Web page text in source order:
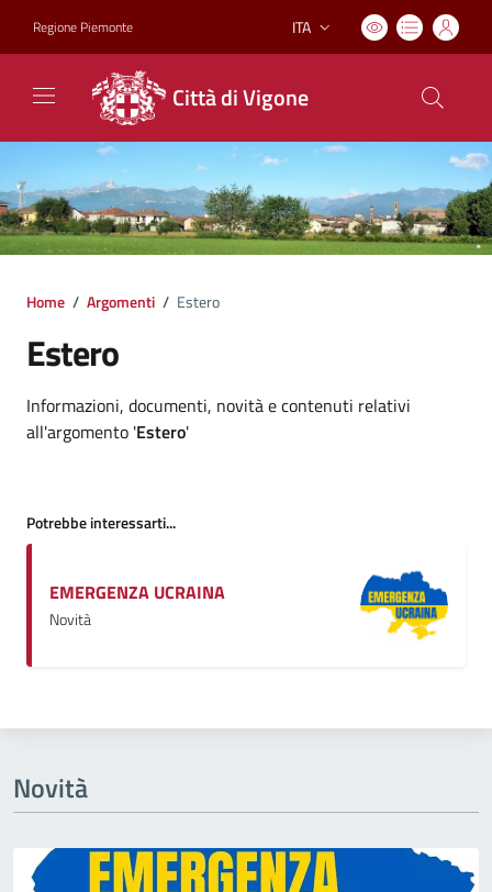
Regione Piemonte Lingua attiva:
ITA
Città di Vigone
Home / Argomenti / Estero
Estero
Dettagli argomento
Informazioni, documenti, novità e contenuti relativi
all'argomento 'Estero'
Potrebbe interessarti...
EMERGENZA UCRAINA
Novità
Novità